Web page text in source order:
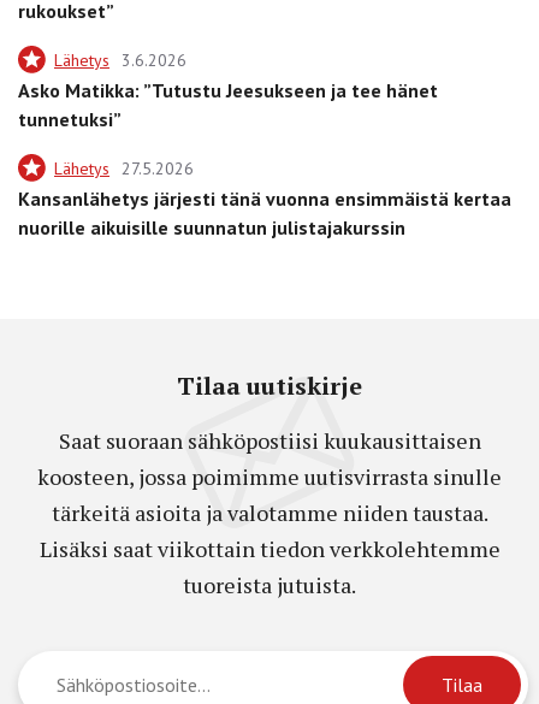
rukoukset”
Lähetys 3.6.2026
Asko Matikka: ”Tutustu Jeesukseen ja tee hänet
tunnetuksi”
Lähetys 27.5.2026
Kansanlähetys järjesti tänä vuonna ensimmäistä kertaa
nuorille aikuisille suunnatun julistajakurssin
Tilaa uutiskirje
Saat suoraan sähköpostiisi kuukausittaisen
koosteen, jossa poimimme uutisvirrasta sinulle
tärkeitä asioita ja valotamme niiden taustaa.
Lisäksi saat viikottain tiedon verkkolehtemme
tuoreista jutuista.